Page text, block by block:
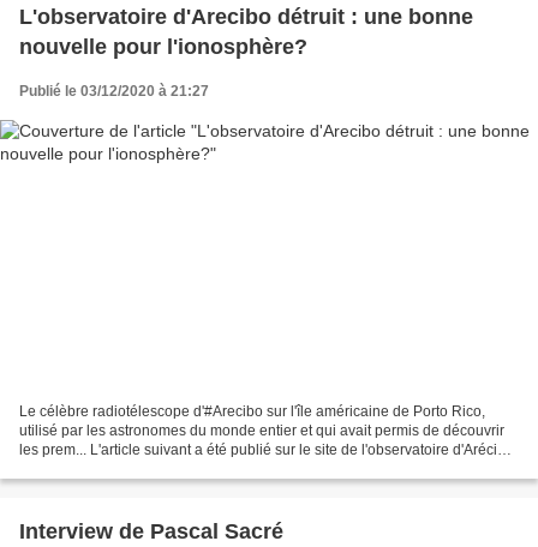
L'observatoire d'Arecibo détruit : une bonne
nouvelle pour l'ionosphère?
Publié le 03/12/2020 à 21:27
Le célèbre radiotélescope d'#Arecibo sur l'île américaine de Porto Rico,
utilisé par les astronomes du monde entier et qui avait permis de découvrir
les prem... L'article suivant a été publié sur le site de l'observatoire d'Arécibo
Interview de Pascal Sacré